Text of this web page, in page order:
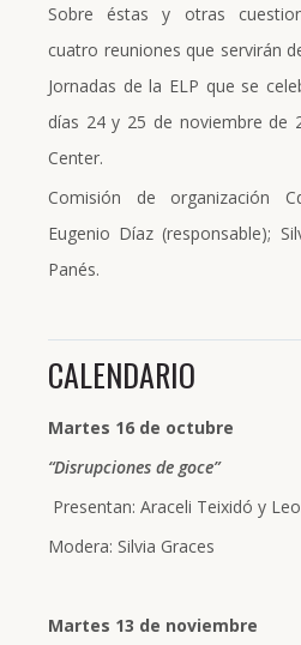
Sobre éstas y otras
cuatro reuniones que servirán
Jornadas de la ELP que se
días 24 y 25 de noviembre de
Center.
Comisión de organización
Eugenio Díaz (responsable);
Panés.
CALENDARIO
Martes 16 de octubre
“Disrupciones de goce”
Presentan: Araceli Teixidó y
Modera: Silvia Graces
Martes 13 de noviembre